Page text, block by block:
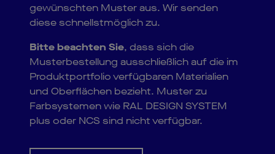
gewünschten Muster aus. Wir senden
diese schnellstmöglich zu.
Bitte beachten Sie, dass sich die
Musterbestellung ausschließlich auf die im
Produktportfolio verfügbaren Materialien
und Oberflächen bezieht. Muster zu
Farbsystemen wie RAL DESIGN SYSTEM
plus oder NCS sind nicht verfügbar.